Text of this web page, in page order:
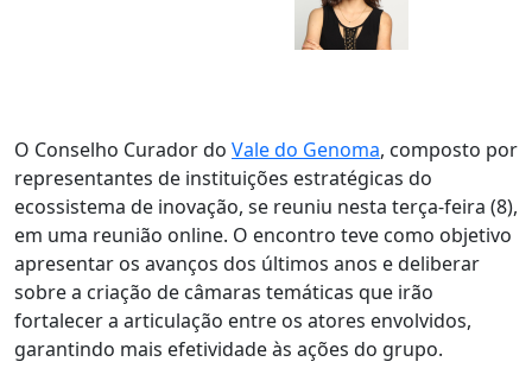
O Conselho Curador do Vale do Genoma, composto por
representantes de instituições estratégicas do
ecossistema de inovação, se reuniu nesta terça-feira (8),
em uma reunião online. O encontro teve como objetivo
apresentar os avanços dos últimos anos e deliberar
sobre a criação de câmaras temáticas que irão
fortalecer a articulação entre os atores envolvidos,
garantindo mais efetividade às ações do grupo.